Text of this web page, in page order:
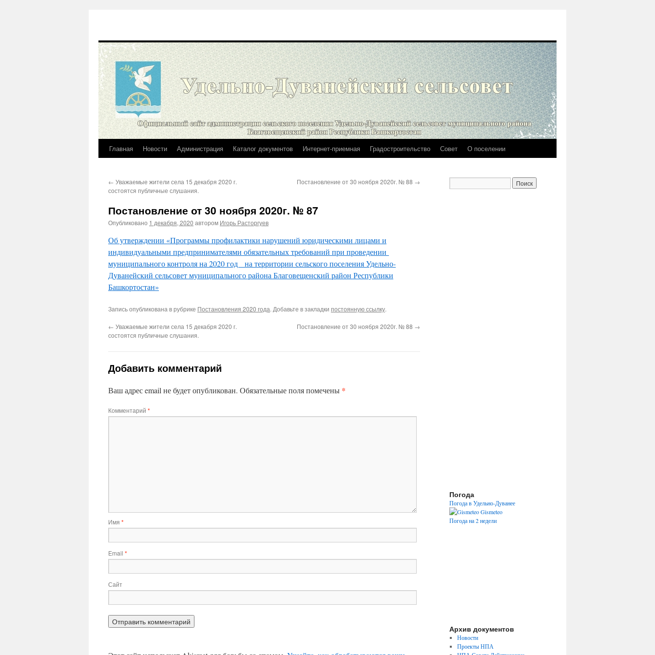
Перейти
содержимому
Главная Новости Администрация Каталог документов Интернет-приемная Градостроительство Совет О поселении
← Уважаемые жители села 15 декабря 2020 г.
состоятся публичные слушания.
Постановление от 30 ноября 2020г. № 88 →
Постановление от 30 ноября 2020г. № 87
Опубликовано 1 декабря, 2020 автором Игорь Расторгуев
Об утверждении «Программы профилактики нарушений юридическими лицами и
индивидуальными предпринимателями обязательных требований при проведении
муниципального контроля на 2020 год на территории сельского поселения Удельно-
Дуванейский сельсовет муниципального района Благовещенский район Республики
Башкортостан»
Запись опубликована в рубрике Постановления 2020 года. Добавьте в закладки постоянную ссылку.
← Уважаемые жители села 15 декабря 2020 г.
состоятся публичные слушания.
Постановление от 30 ноября 2020г. № 88 →
Добавить комментарий
Ваш адрес email не будет опубликован. Обязательные поля помечены *
Комментарий *
Имя *
Email *
Сайт
Погода
Погода в Удельно-Дуванее
Gismeteo
Погода на 2 недели
Архив документов
Новости
Проекты НПА